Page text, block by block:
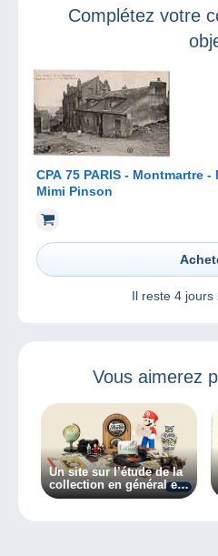
Complétez votre
CPA 75 PARIS - Montmartre
Mimi Pinson
Il reste 4 jours
Vous aimerez
Un site sur l’étude de la
collection en général et
des collectionneurs en